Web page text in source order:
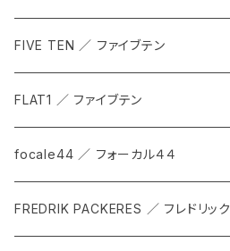
FIVE TEN ／ ファイブテン
FLAT1 ／ ファイブテン
focale44 ／ フォーカル４４
FREDRIK PACKERES ／ フレドリッ